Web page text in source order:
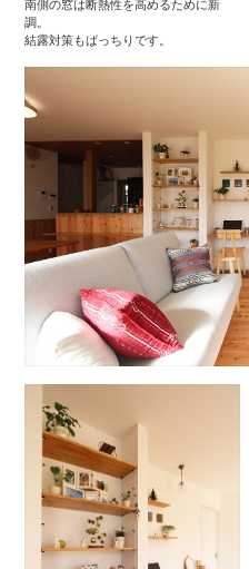
南側の窓は断熱性を高めるために新
調。
結露対策もばっちりです。